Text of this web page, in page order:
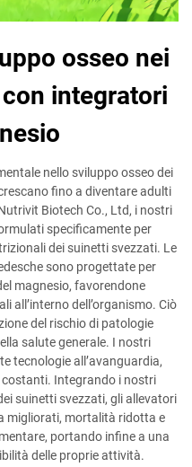
osseo nei
integratori
nello sviluppo osseo dei
fino a diventare adulti
Biotech Co., Ltd, i nostri
specificamente per
dei suinetti svezzati. Le
sono progettate per
magnesio, favorendone
all’interno dell’organismo. Ciò
del rischio di patologie
salute generale. I nostri
tecnologie all’avanguardia,
Integrando i nostri
suinetti svezzati, gli allevatori
migliorati, mortalità ridotta e
portando infine a una
delle proprie attività.